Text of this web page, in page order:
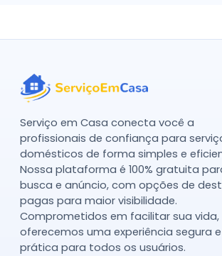
Serviço em Casa conecta você a
profissionais de confiança para
domésticos de forma simples e
Nossa plataforma é 100% gratuita
busca e anúncio, com opções de
pagas para maior visibilidade.
Comprometidos em facilitar sua vida,
oferecemos uma experiência segura e
prática para todos os usuários.